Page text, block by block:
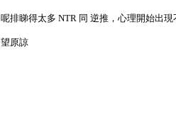
呢排睇得太多 NTR 同 逆推，心理開始出現
望原諒